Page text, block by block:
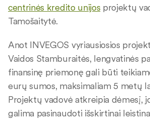
centrinės kredito unijos projektų
Tamošaitytė.
Anot INVEGOS vyriausiosios
Vaidos Stamburaitės, lengvatinės
finansinę priemonę gali būti
eurų sumos, maksimaliam 5 metų
Projektų vadovė atkreipia dėmesį,
galima pasinaudoti išskirtinai